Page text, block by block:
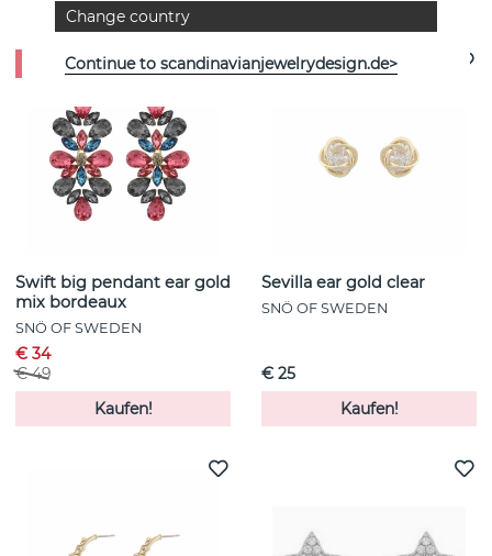
Weitere Artikel ansehen
- 30%
Swift big pendant ear gold
mix bordeaux
SNÖ OF SWEDEN
€ 34
€ 49
Kaufen!
Sevilla ear gold clear
SNÖ OF SWEDEN
€ 25
Kaufen!
Change country
Continue to scandinavianjewelrydesign.de>